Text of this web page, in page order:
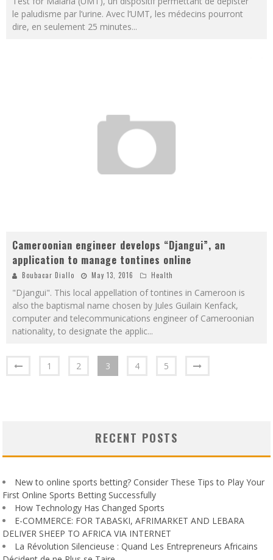
le paludisme par l’urine. Avec l’UMT, les médecins pourront
dire, en seulement 25 minutes...
Cameroonian engineer develops “Djangui”, an
application to manage tontines online
Boubacar Diallo May 13, 2016 Health
"Djangui". This local appellation of tontines in Cameroon is
also the baptismal name chosen by Jules Guilain Kenfack,
computer and telecommunications engineer of Cameroonian
nationality, to designate the applic...
1 2 3 4 5
RECENT POSTS
New to online sports betting? Consider These Tips to Play Your
First Online Sports Betting Successfully
How Technology Has Changed Sports
E-COMMERCE: FOR TABASKI, AFRIMARKET AND LEBARA
DELIVER SHEEP TO AFRICA VIA INTERNET
La Révolution Silencieuse : Quand Les Entrepreneurs Africains